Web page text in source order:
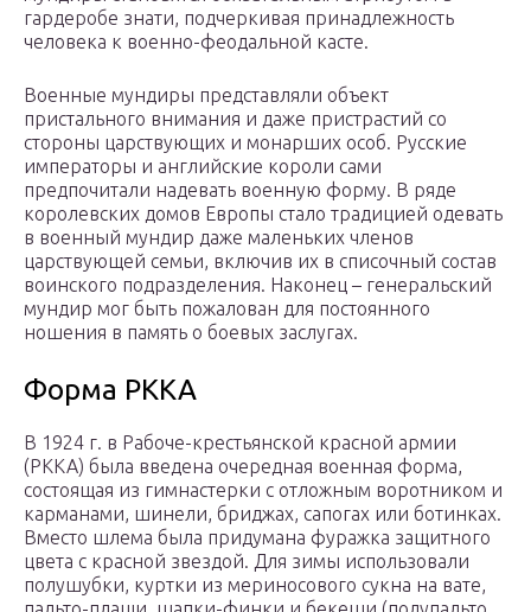
гардеробе знати, подчеркивая принадлежность
человека к военно-феодальной касте.
Военные мундиры представляли объект
пристального внимания и даже пристрастий со
стороны царствующих и монарших особ. Русские
императоры и английские короли сами
предпочитали надевать военную форму. В ряде
королевских домов Европы стало традицией одевать
в военный мундир даже маленьких членов
царствующей семьи, включив их в списочный состав
воинского подразделения. Наконец – генеральский
мундир мог быть пожалован для постоянного
ношения в память о боевых заслугах.
Форма РККА
В 1924 г. в Рабоче-крестьянской красной армии
(РККА) была введена очередная военная форма,
состоящая из гимнастерки с отложным воротником и
карманами, шинели, бриджах, сапогах или ботинках.
Вместо шлема была придумана фуражка защитного
цвета с красной звездой. Для зимы использовали
полушубки, куртки из мериносового сукна на вате,